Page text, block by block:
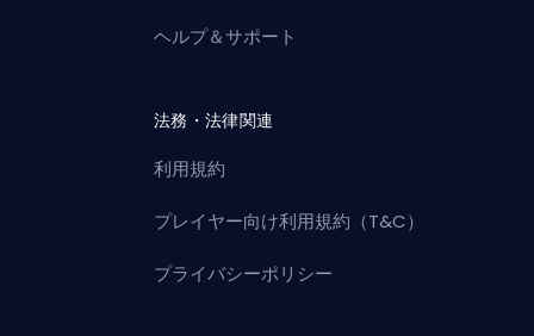
ヘルプ＆サポート
法務・法律関連
利用規約
プレイヤー向け利用規約（T&C）
プライバシーポリシー